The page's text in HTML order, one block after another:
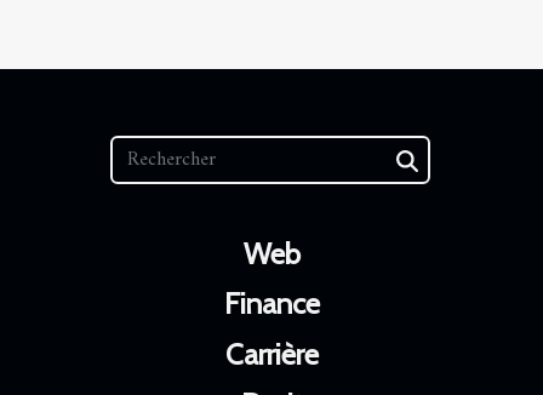
Web
Finance
Carrière